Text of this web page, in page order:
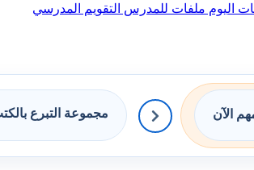
اليوم ملفات للمدرس التقويم المدرسي
الآن مجموعة التبرع